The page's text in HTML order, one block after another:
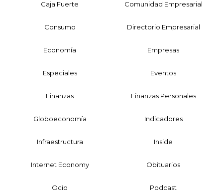
Caja Fuerte Comunidad Empresarial
Consumo Directorio Empresarial
Economía Empresas
Especiales Eventos
Finanzas Finanzas Personales
Globoeconomía Indicadores
Infraestructura Inside
Internet Economy Obituarios
Ocio Podcast